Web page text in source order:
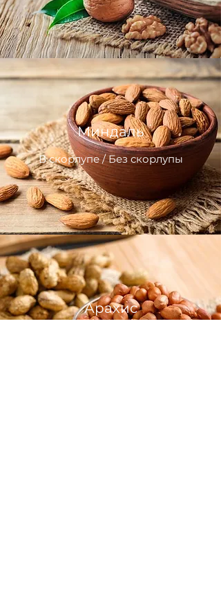
Миндаль
В скорлупе / Без скорлупы
Арахис